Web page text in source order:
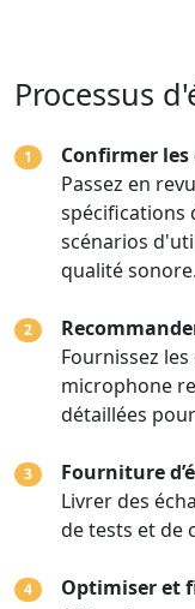
Processus
1
Confirmer
Passez en
spécifications
scénarios
qualité sonore.
2
Fournissez
microphone
détaillées
3
Fourniture
Livrer des
de tests et de
4
Optimiser et